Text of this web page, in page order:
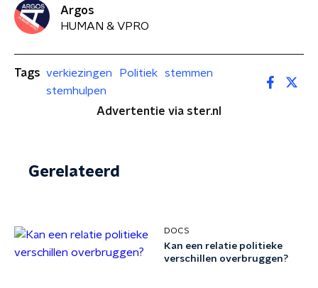
Argos
HUMAN & VPRO
Tags verkiezingen Politiek
stemmen
stemhulpen
Advertentie via ster.nl
Gerelateerd
DOCS
Kan een relatie politieke
verschillen overbruggen?